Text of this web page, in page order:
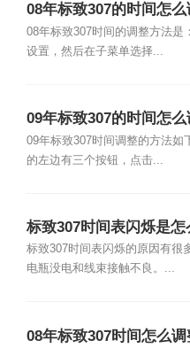
08年标致307的时间怎么
08年标致307时间的调整方法是
设置，然后在子菜单选择...
09年标致307的时间怎么
09年标致307时间调整的方法如
的左边有三个按钮，点击...
标致307时间表闪烁是怎
标致307时间表闪烁的原因有很
电瓶没电和线束接触不良。...
08年标致307时间怎么调